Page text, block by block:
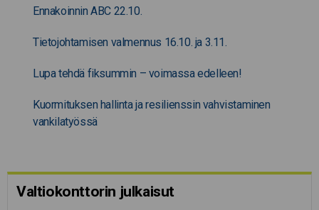
Ennakoinnin ABC 22.10.
Tietojohtamisen valmennus 16.10. ja 3.11.
Lupa tehdä fiksummin – voimassa edelleen!
Kuormituksen hallinta ja resilienssin vahvistaminen
vankilatyössä
Valtiokonttorin julkaisut